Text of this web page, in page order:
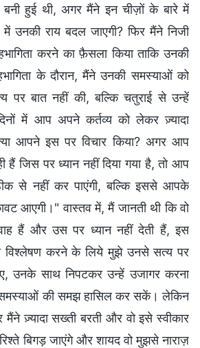
बनी हुई थी, अगर मैंने इन चीज़ों के बारे में
में उनकी राय बदल जाएगी? फिर मैंने निजी
करने का फ़ैसला किया ताकि उनकी
के दौरान, मैंने उनकी समस्याओं को
बात नहीं की, बल्कि चतुराई से उन्हें
में आप अपने कर्तव्य को लेकर ज़्यादा
आपने इस पर विचार किया? अगर आप
हैं जिस पर ध्यान नहीं दिया गया है, तो आप
से नहीं कर पाएंगी, बल्कि इससे आपके
आएगी।" वास्तव में, मैं जानती थी कि वो
हैं और उस पर ध्यान नहीं देती हैं, इस
विश्लेषण करने के लिये मुझे उनसे सत्य पर
उनके साथ निपटकर उन्हें उजागर करना
समस्याओं की समझ हासिल कर सकें। लेकिन
ज़्यादा सख्ती बरती और वो इसे स्वीकार
रिश्ते बिगड़ जाएंगे और शायद वो मुझसे नाराज़